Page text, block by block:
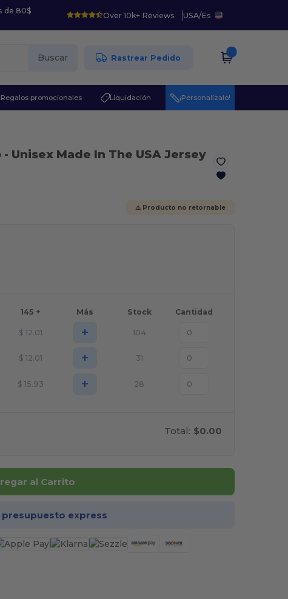
de 80$
Over 10k+ Reviews USA/Es
Buscar Rastrear Pedido
Regalos promocionales Liquidación ¡Personalízalo!
- Unisex Made In The USA Jersey
⚠️ Producto no retornable
145 + Más Stock Cantidad
$ 12.01 + 104
$ 12.01 + 31
$ 15.93 + 28
Total: $0.00
al Carrito
presupuesto express